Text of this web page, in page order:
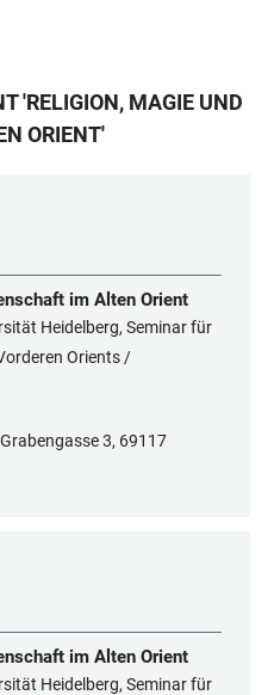
'RELIGION, MAGIE UND
ORIENT'
im Alten Orient
Heidelberg, Seminar für
Orients /
3, 69117
im Alten Orient
Heidelberg, Seminar für